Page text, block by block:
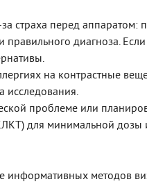
страха перед
правильного диагноза.
на контрастные
исследования.
проблеме или
для минимальной дозы
информативных методов